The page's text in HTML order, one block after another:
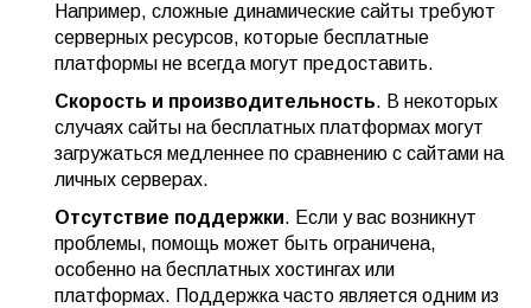
Например, сложные динамические сайты требуют
серверных ресурсов, которые бесплатные
платформы не всегда могут предоставить.
Скорость и производительность. В некоторых
случаях сайты на бесплатных платформах могут
загружаться медленнее по сравнению с сайтами на
личных серверах.
Отсутствие поддержки. Если у вас возникнут
проблемы, помощь может быть ограничена,
особенно на бесплатных хостингах или
платформах. Поддержка часто является одним из